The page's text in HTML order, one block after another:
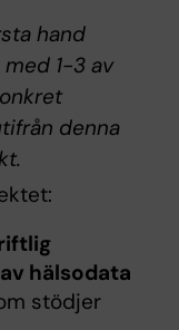
hand
1-3 av
denna
hälsodata
stödjer